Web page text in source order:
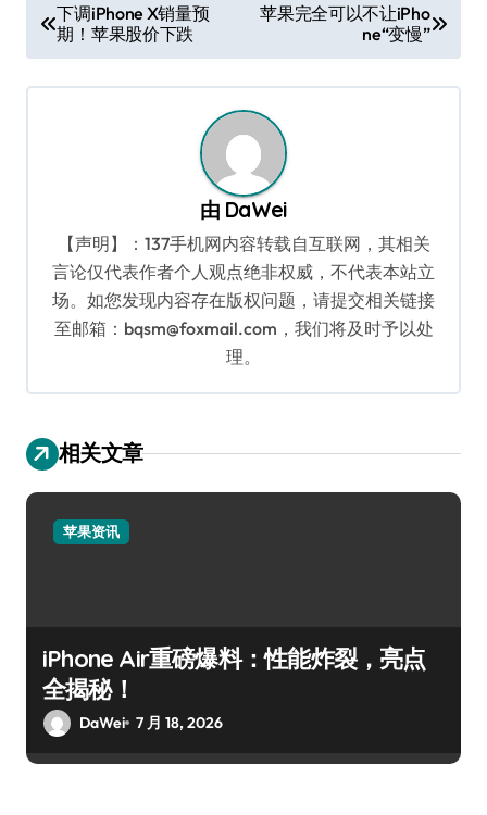
章
导
下调iPhone X销量预
期！苹果股价下跌
苹果完全可以不让iPho
ne“变慢”
由 DaWei
【声明】：137手机网内容转载自互联网，其相关
言论仅代表作者个人观点绝非权威，不代表本站立
场。如您发现内容存在版权问题，请提交相关链接
至邮箱：bqsm@foxmail.com，我们将及时予以处
理。
相关文章
苹果资讯
iPhone Air重磅爆料：性能炸裂，亮点
全揭秘！
DaWei 7 月 18, 2026